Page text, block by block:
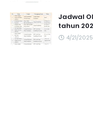
Jadwal
tahun
4/21/